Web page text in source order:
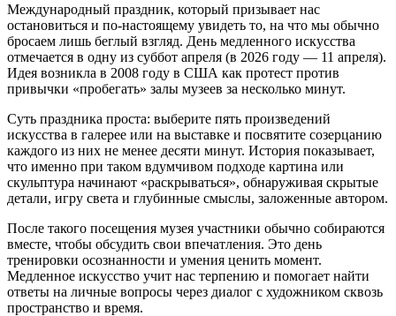
Международный праздник, который призывает нас
остановиться и по-настоящему увидеть то, на что мы обычно
бросаем лишь беглый взгляд. День медленного искусства
отмечается в одну из суббот апреля (в 2026 году — 11 апреля).
Идея возникла в 2008 году в США как протест против
привычки «пробегать» залы музеев за несколько минут.
Суть праздника проста: выберите пять произведений
искусства в галерее или на выставке и посвятите созерцанию
каждого из них не менее десяти минут. История показывает,
что именно при таком вдумчивом подходе картина или
скульптура начинают «раскрываться», обнаруживая скрытые
детали, игру света и глубинные смыслы, заложенные автором.
После такого посещения музея участники обычно собираются
вместе, чтобы обсудить свои впечатления. Это день
тренировки осознанности и умения ценить момент.
Медленное искусство учит нас терпению и помогает найти
ответы на личные вопросы через диалог с художником сквозь
пространство и время.